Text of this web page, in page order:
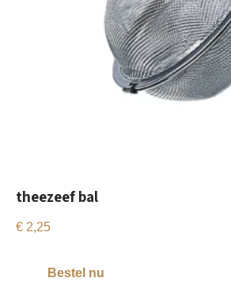
theezeef bal
€ 2,25
Bestel nu